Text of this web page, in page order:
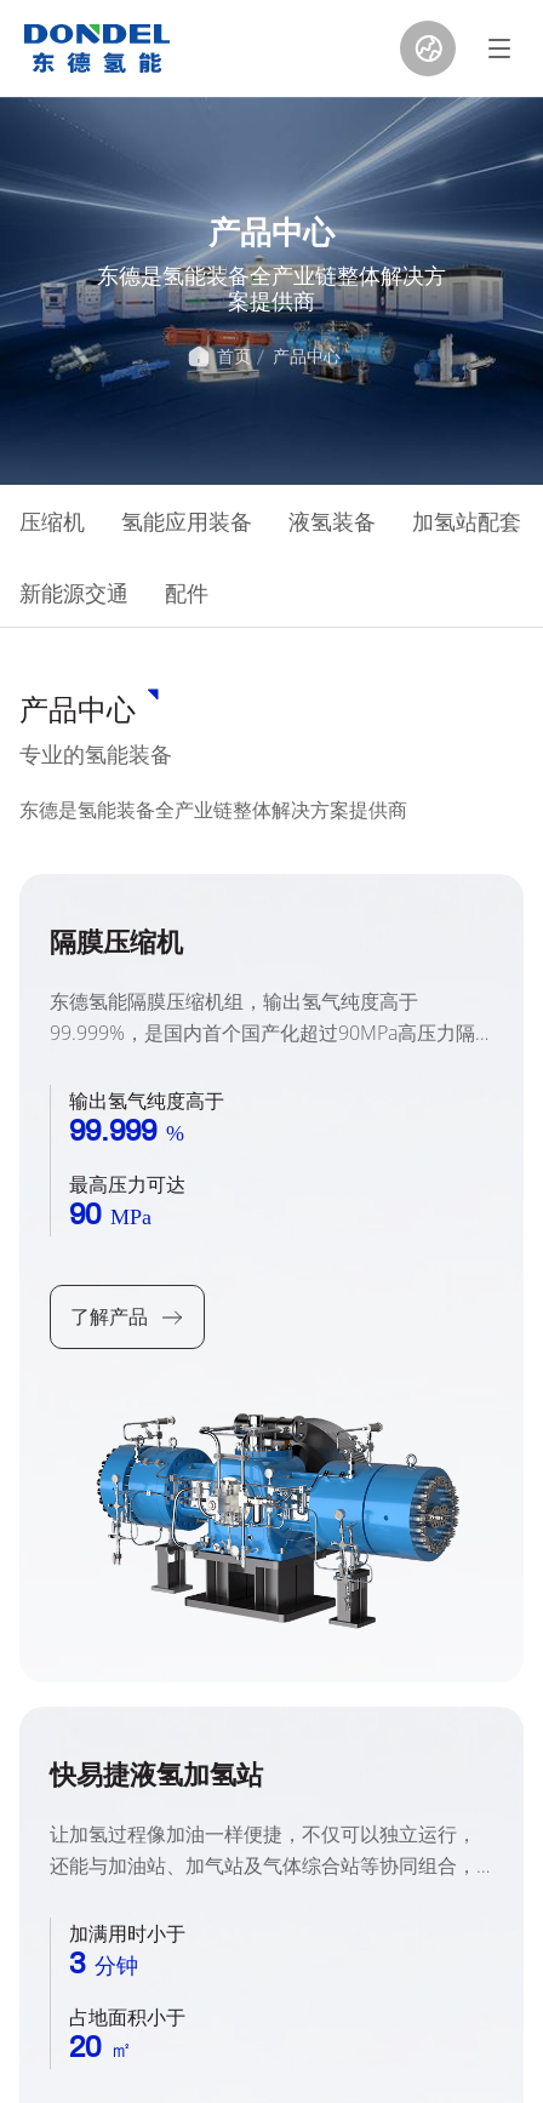
产品中心
东德是氢能装备全产业链整体解决方
案提供商
首页 产品中心
压缩机 氢能应用装备 液氢装备 加氢站配套
新能源交通 配件
产品中心
专业的氢能装备
东德是氢能装备全产业链整体解决方案提供商
隔膜压缩机
东德氢能隔膜压缩机组，输出氢气纯度高于
99.999%，是国内首个国产化超过90MPa高压力隔
下的氢气充装、氢气加注场景使用需求。
输出氢气纯度高于
99.999 %
最高压力可达
90 MPa
了解产品
快易捷液氢加氢站
让加氢过程像加油一样便捷，不仅可以独立运行，
还能与加油站、加气站及气体综合站等协同组合，
加满用时小于
3 分钟
占地面积小于
20 ㎡